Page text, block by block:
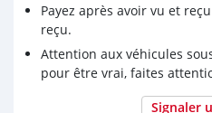
Payez après avoir vu et
reçu.
Attention aux véhicules
pour être vrai, faites
Signaler